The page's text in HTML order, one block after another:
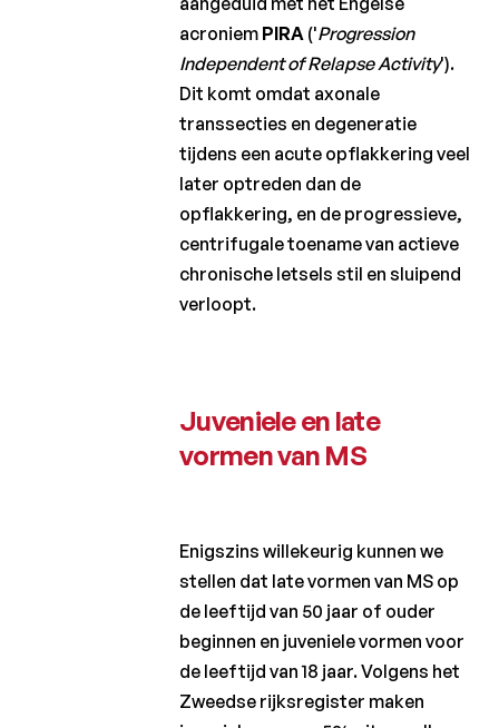
acroniem PIRA ('Progression
Independent of Relapse Activity').
Dit komt omdat axonale
transsecties en degeneratie
tijdens een acute opflakkering veel
later optreden dan de
opflakkering, en de progressieve,
centrifugale toename van actieve
chronische letsels stil en sluipend
verloopt.
Juveniele en late
vormen van MS
Enigszins willekeurig kunnen we
stellen dat late vormen van MS op
de leeftijd van 50 jaar of ouder
beginnen en juveniele vormen voor
de leeftijd van 18 jaar. Volgens het
Zweedse rijksregister maken